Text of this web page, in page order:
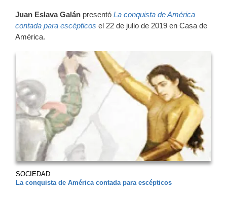
Juan Eslava Galán presentó La conquista de América
contada para escépticos el 22 de julio de 2019 en Casa de
América.
SOCIEDAD
La conquista de América contada para escépticos